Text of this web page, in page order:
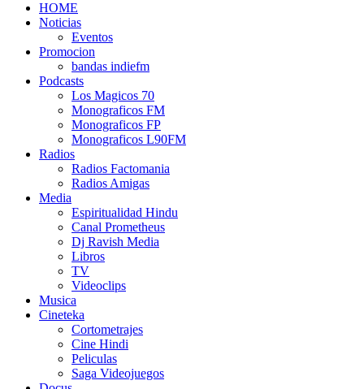
HOME
Noticias
Eventos
Promocion
bandas indiefm
Podcasts
Los Magicos 70
Monograficos FM
Monograficos FP
Monograficos L90FM
Radios
Radios Factomania
Radios Amigas
Media
Espiritualidad Hindu
Canal Prometheus
Dj Ravish Media
Libros
TV
Videoclips
Musica
Cineteka
Cortometrajes
Cine Hindi
Peliculas
Saga Videojuegos